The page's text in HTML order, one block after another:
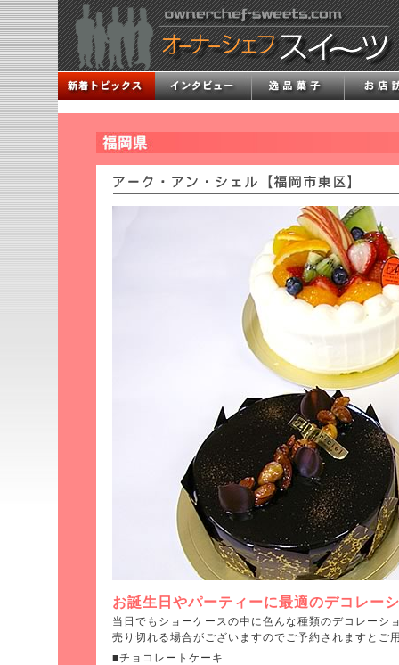
お誕生日やパーティーに最適のデコレー
当日でもショーケースの中に色んな種類のデコレーシ
売り切れる場合がございますのでご予約されますとご
■チョコレートケーキ